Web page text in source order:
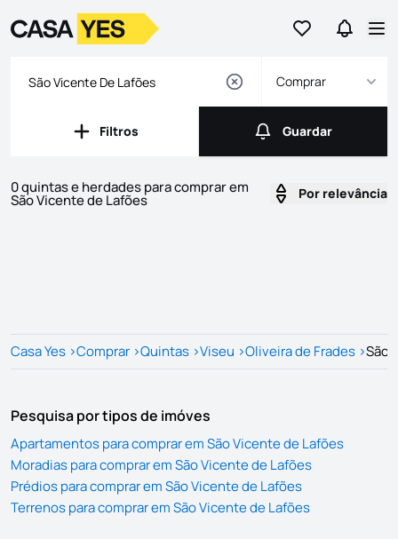
Ir para osIr para
LogoIr para a homepage
Comprar
Filtros
Filtros Guardar
Guardar
0 quintas e herdades para comprar em
São Vicente de Lafões Por relevância
Casa Yes >Comprar >Quintas >Viseu >Oliveira de Frades >São
Pesquisa por tipos de imóves
Apartamentos para comprar em São Vicente de Lafões
Moradias para comprar em São Vicente de Lafões
Prédios para comprar em São Vicente de Lafões
Terrenos para comprar em São Vicente de Lafões